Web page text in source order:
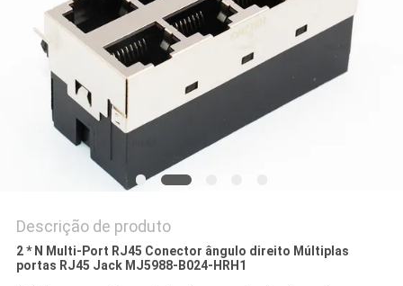
Descrição de produto
2 * N Multi-Port RJ45 Conector ângulo direito Múltiplas
portas RJ45 Jack MJ5988-B024-HRH1